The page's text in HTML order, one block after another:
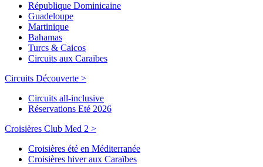
République Dominicaine
Guadeloupe
Martinique
Bahamas
Turcs & Caicos
Circuits aux Caraïbes
Circuits Découverte >
Circuits all-inclusive
Réservations Eté 2026
Croisières Club Med 2 >
Croisières été en Méditerranée
Croisières hiver aux Caraïbes